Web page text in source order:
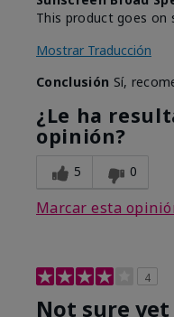
This product goes on
Mostrar Traducción
Conclusión Sí,
¿Le ha
opinión?
5 0
Marcar esta
4
Not sure yet